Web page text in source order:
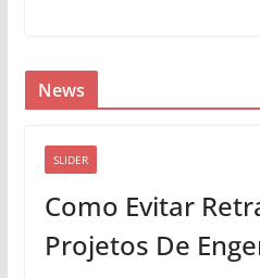
News
SLIDER
Como Evitar
Projetos De